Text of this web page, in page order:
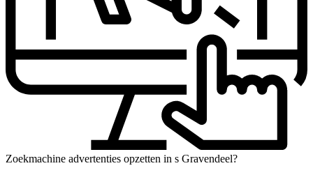
Zoekmachine advertenties opzetten in s Gravendeel?